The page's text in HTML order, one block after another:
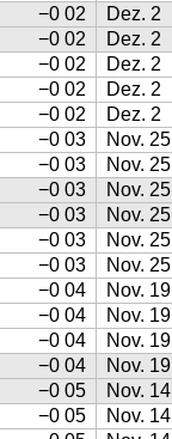
−0 02
Dez. 2
−0 02
Dez. 2
−0 02
Dez. 2
−0 02
Dez. 2
−0 02
Dez. 2
−0 03
Nov. 25
−0 03
Nov. 25
−0 03
Nov. 25
−0 03
Nov. 25
−0 03
Nov. 25
−0 03
Nov. 25
−0 04
Nov. 19
−0 04
Nov. 19
−0 04
Nov. 19
−0 04
Nov. 19
−0 05
Nov. 14
−0 05
Nov. 14